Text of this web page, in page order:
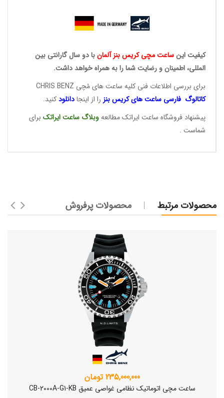
کیفیت اینساعت مچی کریسبنز آلمانبا دو سال گارانتی بین
المللی، اطمینان و رضایت شما را به همراه خواهد داشت.
برای بررسی اطلاعات فنی کلیه ساعت های مُچی CHRIS BENZ
کاتالوگ فارسی ساعت هایکریس بنز را از اینجادانلودکنید.
پیشنهاد فروشگاه ساعت ایراتک مطالعهوبلاگ ساعتایراتک برای
شماست .
محصولات مرتبط محصولات پرفروش
235,000,000 تومان
ساعت مچی اتوماتیک نظامی غواصی عمیق CB-2000A-G1-KB